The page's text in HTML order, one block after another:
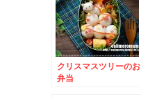
クリスマスツリーのお
弁当